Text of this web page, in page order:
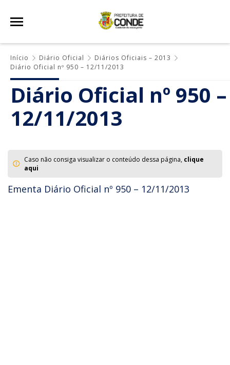
Início Diário Oficial
Diários Oficiais – 2013
Diário Oficial nº 950 – 12/11/2013
Diário Oficial nº 950 –
12/11/2013
Caso não consiga visualizar o conteúdo dessa página, clique
aqui
Ementa Diário Oficial nº 950 – 12/11/2013